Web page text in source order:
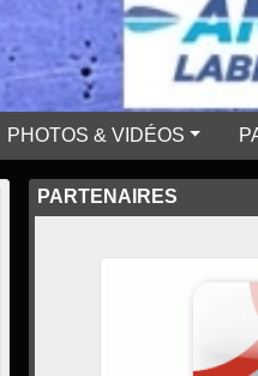
PHOTOS & VIDÉOS
PARTENAIRES